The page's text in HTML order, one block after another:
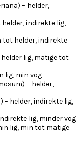
– helder,
indirekte lig,
tot helder, indirekte
lig, matige tot
lig, min vog
– helder,
– helder, indirekte lig,
lig, minder vog
lig, min tot matige